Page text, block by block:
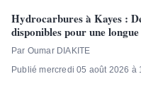
Hydrocarbures à Kayes :
disponibles pour une
Par Oumar DIAKITE
Publié mercredi 05 août 2026 à